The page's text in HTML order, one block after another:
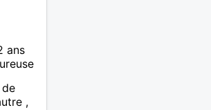
ans
de
,